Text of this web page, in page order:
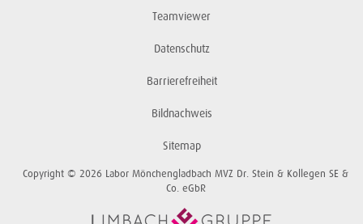
Teamviewer
Datenschutz
Barrierefreiheit
Bildnachweis
Sitemap
Copyright © 2026 Labor Mönchengladbach MVZ Dr. Stein & Kollegen SE &
Co. eGbR